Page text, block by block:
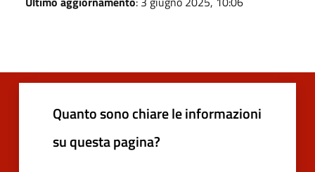
Quanto sono chiare le informazioni
su questa pagina?